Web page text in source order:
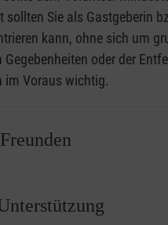
direkt an uns .
die Malteser
in Deutschland
ihre Kosten selbst tragen
sollten Sie als Gastgeberin
kann, ohne sich um
oder der
im Voraus wichtig.
ist auch die soziale
Volunteer besser in die